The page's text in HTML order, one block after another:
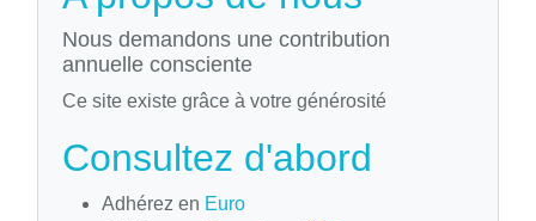
Nous demandons une contribution
annuelle consciente
Ce site existe grâce à votre générosité
Consultez d'abord
Adhérez en Euro